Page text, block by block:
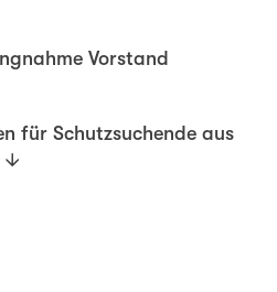
Vorstand
für Schutzsuchende aus